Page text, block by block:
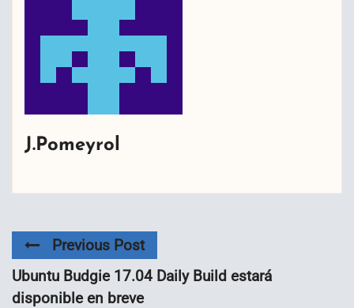
J.Pomeyrol
Previous Post
Ubuntu Budgie 17.04 Daily Build estará
disponible en breve